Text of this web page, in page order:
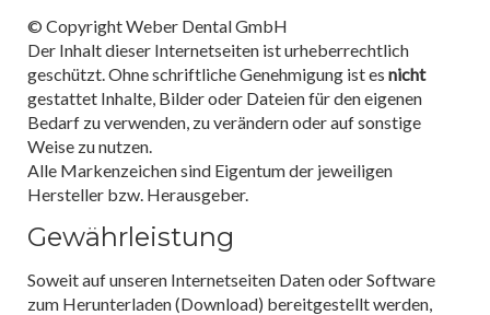
© Copyright Weber Dental GmbH
Der Inhalt dieser Internetseiten ist urheberrechtlich
geschützt. Ohne schriftliche Genehmigung ist es nicht
gestattet Inhalte, Bilder oder Dateien für den eigenen
Bedarf zu verwenden, zu verändern oder auf sonstige
Weise zu nutzen.
Alle Markenzeichen sind Eigentum der jeweiligen
Hersteller bzw. Herausgeber.
Gewährleistung
Soweit auf unseren Internetseiten Daten oder Software
zum Herunterladen (Download) bereitgestellt werden,